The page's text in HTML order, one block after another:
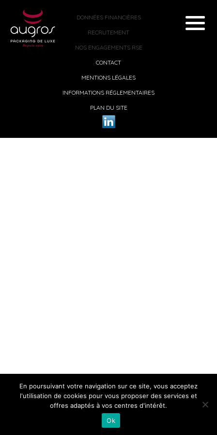
En poursuivant votre navigation sur ce site, vous acceptez
l'utilisation de cookies pour vous proposer des services et
offres adaptés à vos centres d'intérêt.
Ok
DONNÉES FINANCIÈRES
RECRUTEMENT
NOS ENGAGEMENTS RSE
CONTACT
MENTIONS LÉGALES
INFORMATIONS RÉGLEMENTAIRES
PLAN DU SITE